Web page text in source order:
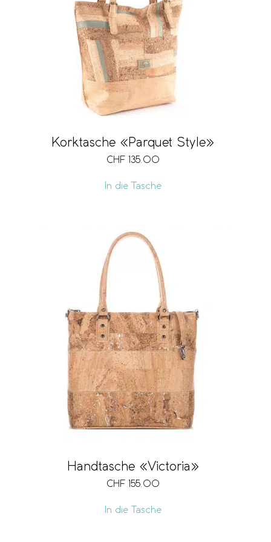
Korktasche «Parquet Style»
CHF 135.00
In die Tasche
Handtasche «Victoria»
CHF 155.00
In die Tasche